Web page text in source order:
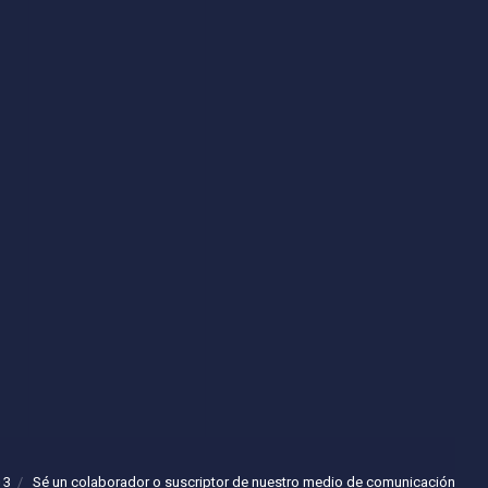
Sé un colaborador o suscriptor de nuestro medio de comunicación